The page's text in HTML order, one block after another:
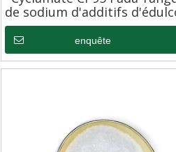
de sodium d'additifs
enquête